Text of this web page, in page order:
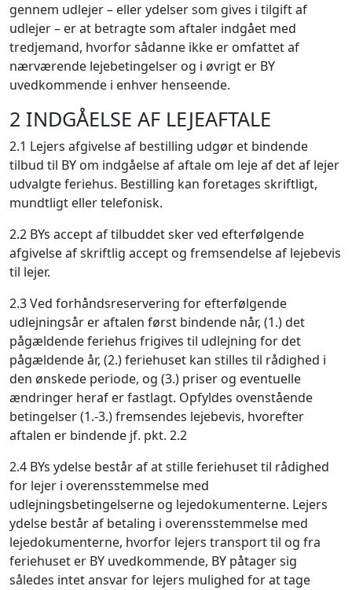
gennem udlejer – eller ydelser som gives i tilgift af
udlejer – er at betragte som aftaler indgået med
tredjemand, hvorfor sådanne ikke er omfattet af
nærværende lejebetingelser og i øvrigt er BY
uvedkommende i enhver henseende.
2 INDGÅELSE AF LEJEAFTALE
2.1 Lejers afgivelse af bestilling udgør et bindende
tilbud til BY om indgåelse af aftale om leje af det af lejer
udvalgte feriehus. Bestilling kan foretages skriftligt,
mundtligt eller telefonisk.
2.2 BYs accept af tilbuddet sker ved efterfølgende
afgivelse af skriftlig accept og fremsendelse af lejebevis
til lejer.
2.3 Ved forhåndsreservering for efterfølgende
udlejningsår er aftalen først bindende når, (1.) det
pågældende feriehus frigives til udlejning for det
pågældende år, (2.) feriehuset kan stilles til rådighed i
den ønskede periode, og (3.) priser og eventuelle
ændringer heraf er fastlagt. Opfyldes ovenstående
betingelser (1.-3.) fremsendes lejebevis, hvorefter
aftalen er bindende jf. pkt. 2.2
2.4 BYs ydelse består af at stille feriehuset til rådighed
for lejer i overensstemmelse med
udlejningsbetingelserne og lejedokumenterne. Lejers
ydelse består af betaling i overensstemmelse med
lejedokumenterne, hvorfor lejers transport til og fra
feriehuset er BY uvedkommende, BY påtager sig
således intet ansvar for lejers mulighed for at tage